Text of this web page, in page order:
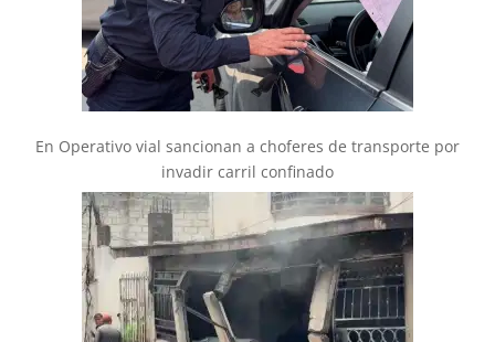
En Operativo vial sancionan a choferes de transporte por
invadir carril confinado